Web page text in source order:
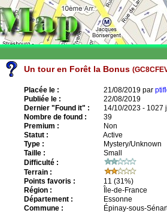
Un tour en Forêt la Bonus
Placée le : 21/08/2019 par
Publiée le :
22/08/2019
Dernier "Found it" :
14/10/2023 - 1027
Nombre de found :
39
Premium :
Non
Statut :
Active
Type :
Mystery/Unknown
Taille :
Small
Difficulté :
Terrain :
Points favoris :
11 (31%)
Région :
Île-de-France
Département :
Essonne
Commune :
Épinay-sous-